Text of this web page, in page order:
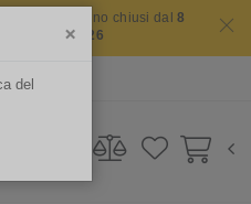
uffici saranno chiusi dal8
agosto 2026
×
del